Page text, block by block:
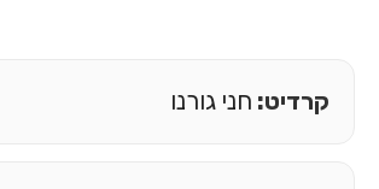
קרדיט: חני גורנו